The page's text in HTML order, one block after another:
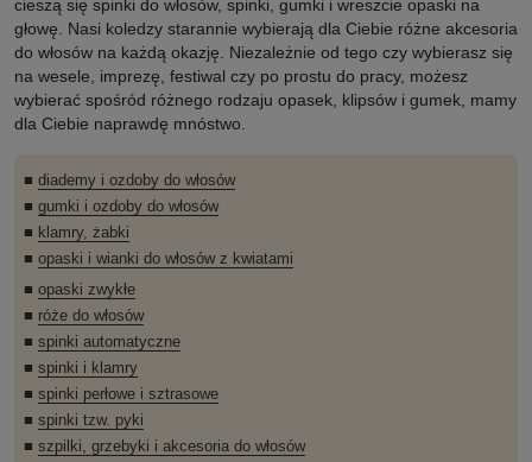
cieszą się spinki do włosów, spinki, gumki i wreszcie opaski na
głowę. Nasi koledzy starannie wybierają dla Ciebie różne akcesoria
do włosów na każdą okazję. Niezależnie od tego czy wybierasz się
na wesele, imprezę, festiwal czy po prostu do pracy, możesz
wybierać spośród różnego rodzaju opasek, klipsów i gumek, mamy
dla Ciebie naprawdę mnóstwo.
■ diademy i ozdoby do włosów
■ gumki i ozdoby do włosów
■ klamry, żabki
■ opaski i wianki do włosów z kwiatami
■ opaski zwykłe
■ róże do włosów
■ spinki automatyczne
■ spinki i klamry
■ spinki perłowe i sztrasowe
■ spinki tzw. pyki
■ szpilki, grzebyki i akcesoria do włosów